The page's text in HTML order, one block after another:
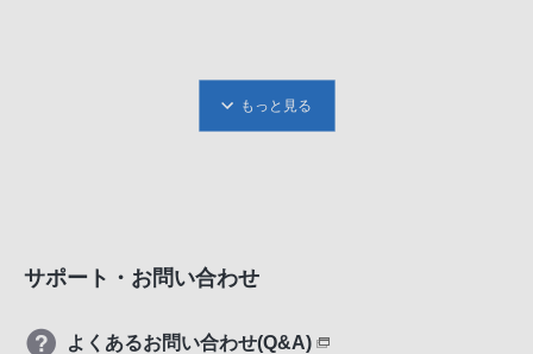
もっと見る
サポート・お問い合わせ
よくあるお問い合わせ(Q&A)